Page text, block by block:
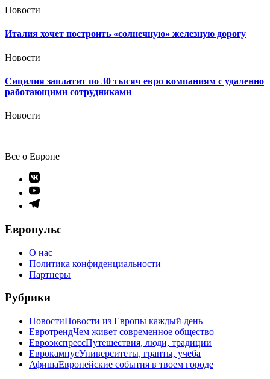
Новости
Италия хочет построить «солнечную» железную дорогу
Новости
Сицилия заплатит по 30 тысяч евро компаниям с удаленно
работающими сотрудниками
Новости
Все о Европе
Элемент
меню
Элемент
меню
Элемент
Европульс
О нас
Политика конфиденциальности
Партнеры
Рубрики
НовостиНовости из Европы каждый день
ЕвротрендЧем живет современное общество
ЕвроэкспрессПутешествия, люди, традиции
ЕврокампусУниверситеты, гранты, учеба
АфишаЕвропейские события в твоем городе